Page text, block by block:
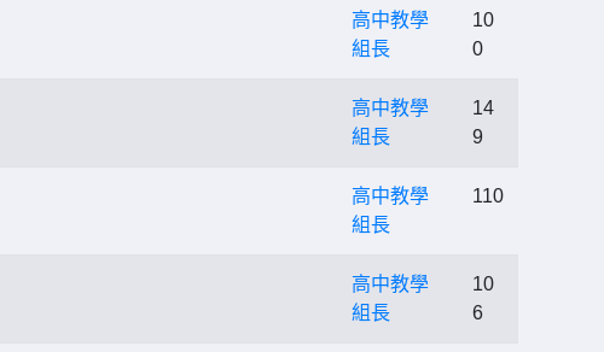
高中教學
組長
10
0
高中教學
組長
14
9
高中教學
組長
110
高中教學
組長
10
6